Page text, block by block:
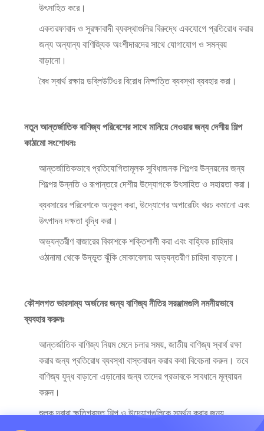
উৎসাহিত করে।
একতরফাবাদ ও সুরক্ষাবাদী ব্যবস্থাগুলির বিরুদ্ধে একযোগে প্রতিরোধ করার
জন্য অন্যান্য বাণিজ্যিক অংশীদারদের সাথে যোগাযোগ ও সমন্বয়
বাড়ানো।
বৈধ স্বার্থ রক্ষায় ডব্লিউটিওর বিরোধ নিষ্পত্তি ব্যবস্থা ব্যবহার করা।
নতুন আন্তর্জাতিক বাণিজ্য পরিবেশের সাথে মানিয়ে নেওয়ার জন্য দেশীয় শিল্প
কাঠামো সংশোধনঃ
আন্তর্জাতিকভাবে প্রতিযোগিতামূলক সুবিধাজনক শিল্পের উন্নয়নের জন্য
শিল্পের উন্নতি ও রূপান্তরে দেশীয় উদ্যোগকে উৎসাহিত ও সহায়তা করা।
ব্যবসায়ের পরিবেশকে অনুকূল করা, উদ্যোগের অপারেটিং খরচ কমানো এবং
উৎপাদন দক্ষতা বৃদ্ধি করা।
অভ্যন্তরীণ বাজারের বিকাশকে শক্তিশালী করা এবং বাহ্যিক চাহিদার
ওঠানামা থেকে উদ্ভূত ঝুঁকি মোকাবেলায় অভ্যন্তরীণ চাহিদা বাড়ানো।
কৌশলগত ভারসাম্য অর্জনের জন্য বাণিজ্য নীতির সরঞ্জামগুলি নমনীয়ভাবে
ব্যবহার করুনঃ
আন্তর্জাতিক বাণিজ্য নিয়ম মেনে চলার সময়, জাতীয় বাণিজ্য স্বার্থ রক্ষা
করার জন্য প্রতিরোধ ব্যবস্থা বাস্তবায়ন করার কথা বিবেচনা করুন। তবে
বাণিজ্য যুদ্ধ বাড়ানো এড়ানোর জন্য তাদের প্রভাবকে সাবধানে মূল্যায়ন
করুন।
শুল্ক দ্বারা ক্ষতিগ্রস্ত শিল্প ও উদ্যোগগুলিকে সমর্থন করার জন্য